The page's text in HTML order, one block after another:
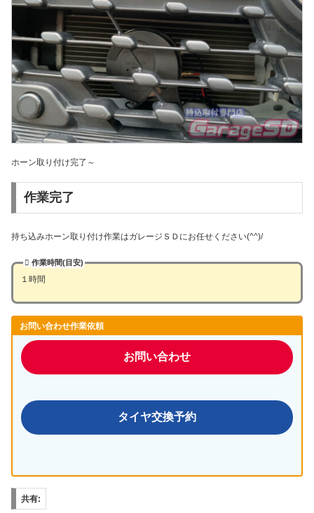
ホーン取り付け完了～
作業完了
持ち込みホーン取り付け作業はガレージＳＤにお任せください(^^)/
作業時間(目安)
１時間
お問い合わせ作業依頼
お問い合わせ
タイヤ交換予約
共有: